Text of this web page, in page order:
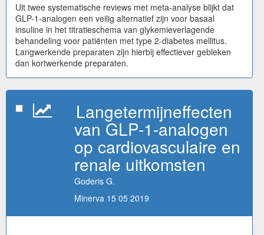
Uit twee systematische reviews met meta-analyse blijkt dat
GLP-1-analogen een veilig alternatief zijn voor basaal
insuline in het titratieschema van glykemieverlagende
behandeling voor patiënten met type 2-diabetes mellitus.
Langwerkende preparaten zijn hierbij effectiever gebleken
dan kortwerkende preparaten.
Langetermijneffecten
van GLP-1-analogen
op cardiovasculaire en
renale uitkomsten
Goderis G.
Minerva 15 05 2019